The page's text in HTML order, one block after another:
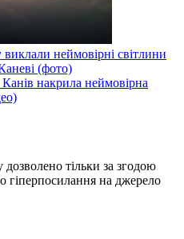
неймовірні світлини
(фото)
накрила неймовірна
дозволено тільки за згодою
гіперпосилання на джерело